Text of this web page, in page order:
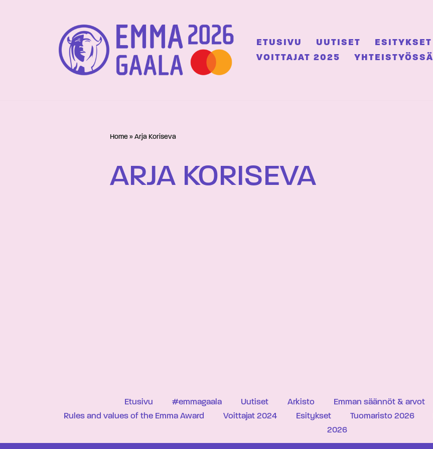
ETUSIVU UUTISET ESITYKSET
VOITTAJAT 2025
YHTEISTYÖSSÄ
Home » Arja Koriseva
ARJA KORISEVA
Etusivu #emmagaala Uutiset Arkisto Emman säännöt & arvot
Rules and values of the Emma Award
Voittajat 2024 Esitykset Tuomaristo 2026
2026